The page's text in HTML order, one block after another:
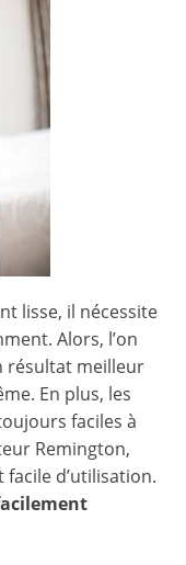
lisse, il nécessite
Alors, l’on
résultat meilleur
En plus, les
faciles à
Remington,
facile d’utilisation.